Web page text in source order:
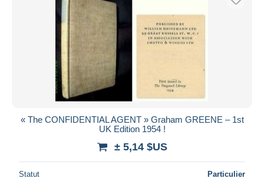
« The CONFIDENTIAL AGENT » Graham GREENE – 1st
UK Edition 1954 !
± 5,14 $US
Statut Particulier